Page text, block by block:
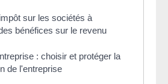
sur les sociétés à
bénéfices sur le revenu
: choisir et protéger la
de l'entreprise